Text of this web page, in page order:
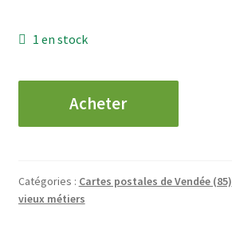
1 en stock
CPA
HUCHELOUP,
LE
Acheter
Catégories : Cartes postales de Vendée (85)
vieux métiers